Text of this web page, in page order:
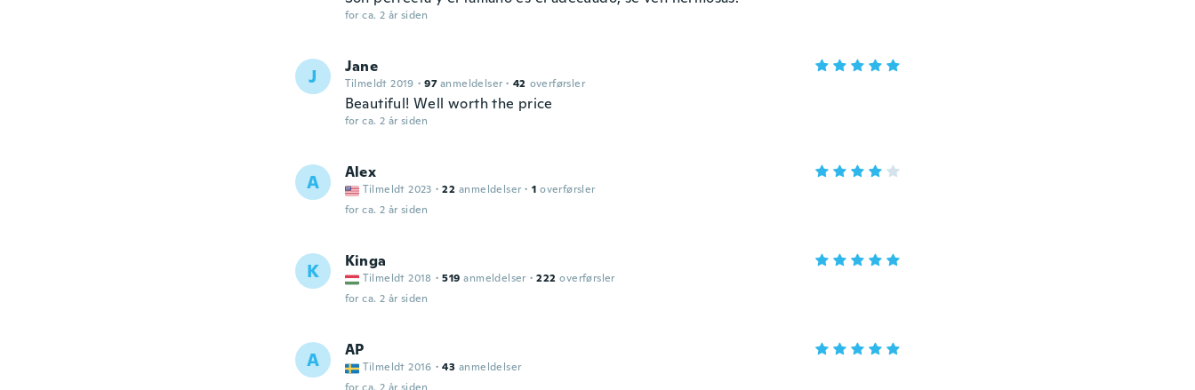
for ca. 2 år siden
J Jane
Tilmeldt 2019 · 97 anmeldelser · 42 overførsler
Beautiful! Well worth the price
for ca. 2 år siden
A Alex
Tilmeldt 2023 · 22 anmeldelser · 1 overførsler
for ca. 2 år siden
K Kinga
Tilmeldt 2018 · 519 anmeldelser · 222 overførsler
for ca. 2 år siden
A AP
Tilmeldt 2016 · 43 anmeldelser